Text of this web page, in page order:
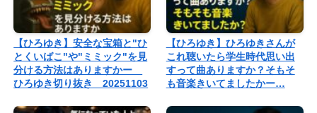
【ひろゆき】安全な宝箱と"ひ
とくいばこ"や"ミミック"を見
分ける方法はありますかー
ひろゆき切り抜き 20251103
【ひろゆき】ひろゆきさんが
これ聴いたら学生時代思い出
すって曲ありますか？そもそ
も音楽きいてましたかー…